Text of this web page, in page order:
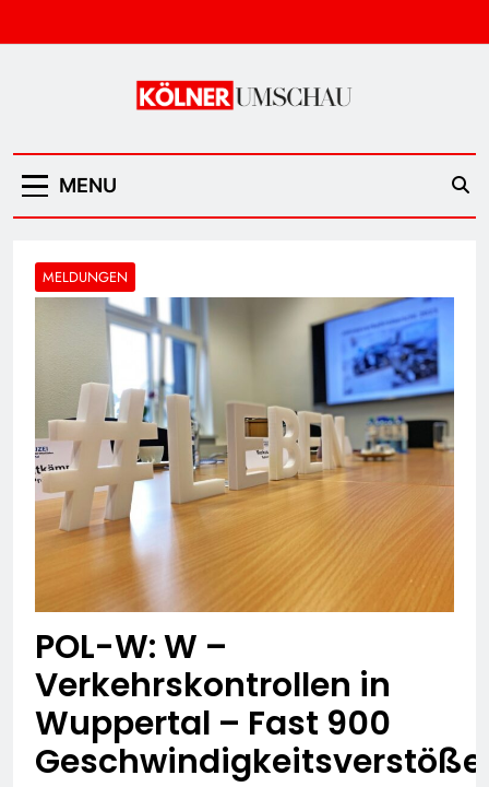
to
Kölner Umschau
MENU
MELDUNGEN
POL-W: W –
Verkehrskontrollen in
Wuppertal – Fast 900
Geschwindigkeitsverstöße